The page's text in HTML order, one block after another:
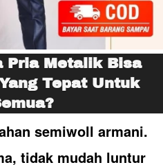
Pria Metalik Bisa
Tepat Untuk
semiwoll armani.
tidak mudah luntur